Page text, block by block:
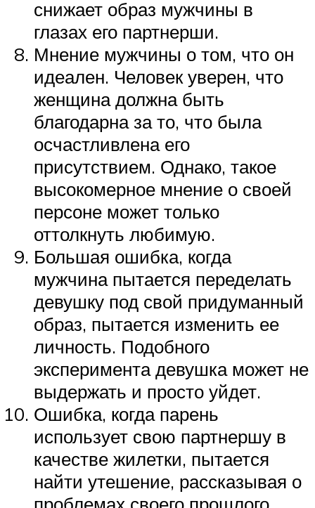
снижает образ мужчины в
глазах его партнерши.
Мнение мужчины о том, что он
идеален. Человек уверен, что
женщина должна быть
благодарна за то, что была
осчастливлена его
присутствием. Однако, такое
высокомерное мнение о своей
персоне может только
оттолкнуть любимую.
Большая ошибка, когда
мужчина пытается переделать
девушку под свой придуманный
образ, пытается изменить ее
личность. Подобного
эксперимента девушка может не
выдержать и просто уйдет.
Ошибка, когда парень
использует свою партнершу в
качестве жилетки, пытается
найти утешение, рассказывая о